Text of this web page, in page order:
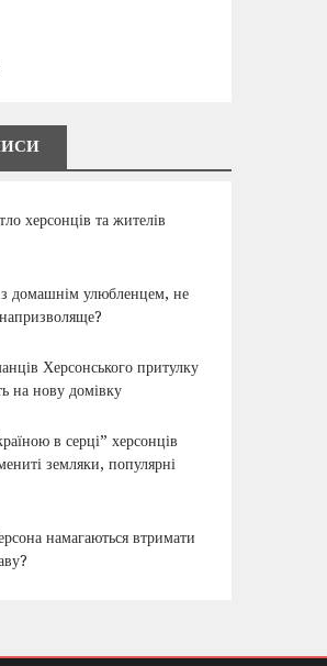
херсонців та жителів
з домашнім улюбленцем, не
Херсонського притулку
на нову домівку
в серці” херсонців
земляки, популярні
намагаються втримати